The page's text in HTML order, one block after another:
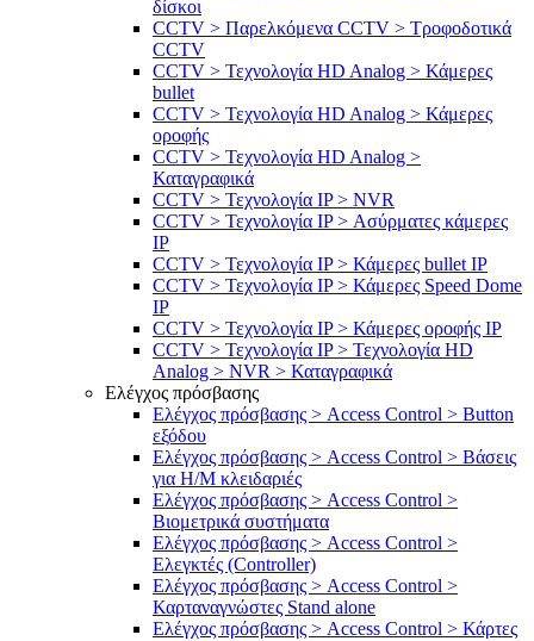
δίσκοι
CCTV > Παρελκόμενα CCTV > Τροφοδοτικά
CCTV
CCTV > Τεχνολογία HD Analog > Κάμερες
bullet
CCTV > Τεχνολογία HD Analog > Κάμερες
οροφής
CCTV > Τεχνολογία HD Analog >
Καταγραφικά
CCTV > Τεχνολογία IP > NVR
CCTV > Τεχνολογία IP > Ασύρματες κάμερες
IP
CCTV > Τεχνολογία IP > Κάμερες bullet IP
CCTV > Τεχνολογία IP > Κάμερες Speed Dome
IP
CCTV > Τεχνολογία IP > Κάμερες οροφής IP
CCTV > Τεχνολογία IP > Τεχνολογία HD
Analog > NVR > Καταγραφικά
Ελέγχος πρόσβασης
Ελέγχος πρόσβασης > Access Control > Button
εξόδου
Ελέγχος πρόσβασης > Access Control > Βάσεις
για Η/Μ κλειδαριές
Ελέγχος πρόσβασης > Access Control >
Βιομετρικά συστήματα
Ελέγχος πρόσβασης > Access Control >
Ελεγκτές (Controller)
Ελέγχος πρόσβασης > Access Control >
Καρταναγνώστες Stand alone
Ελέγχος πρόσβασης > Access Control > Κάρτες